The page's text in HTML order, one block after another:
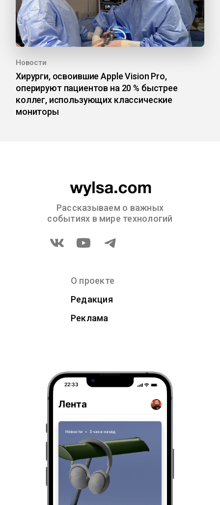
Новости
Хирурги, освоившие Apple Vision Pro,
оперируют пациентов на 20 % быстрее
коллег, использующих классические
мониторы
Рассказываем о важных
событиях в мире технологий
О проекте
Редакция
Реклама
22:33
Лента
Новости • 3 часа назад